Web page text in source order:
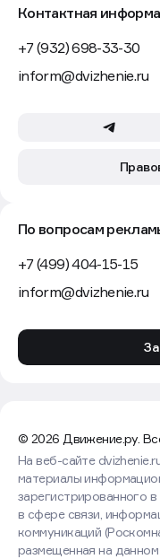
Контактная
+7 (932) 698-33-30
inform@dvizhenie.ru
По вопросам
+7 (499) 404-15-15
inform@dvizhenie.ru
© 2026 Движение.ру.
На веб-сайте
материалы
зарегистрированного
в сфере связи,
коммуникаций
размещенная на